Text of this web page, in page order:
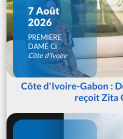
7 Août
2026
PREMIERE
DAME CI
Côte d'Ivoire
Côte d'Ivoire-Gabon :
reçoit Zita